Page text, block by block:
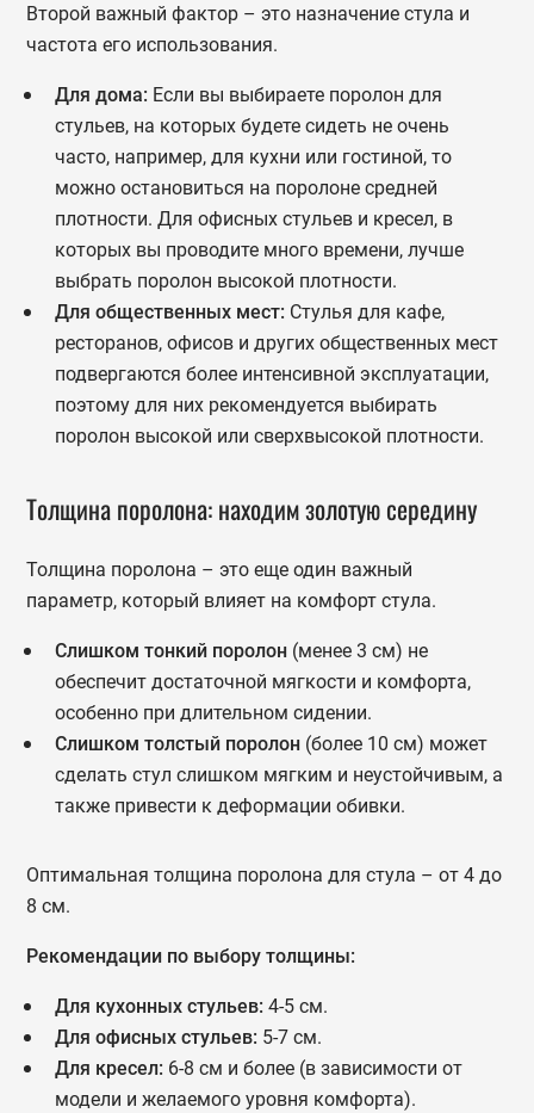
Второй важный фактор – это назначение стула и
частота его использования.
Для дома: Если вы выбираете поролон для
стульев, на которых будете сидеть не очень
часто, например, для кухни или гостиной, то
можно остановиться на поролоне средней
плотности. Для офисных стульев и кресел, в
которых вы проводите много времени, лучше
выбрать поролон высокой плотности.
Для общественных мест: Стулья для кафе,
ресторанов, офисов и других общественных мест
подвергаются более интенсивной эксплуатации,
поэтому для них рекомендуется выбирать
поролон высокой или сверхвысокой плотности.
Толщина поролона: находим золотую середину
Толщина поролона – это еще один важный
параметр, который влияет на комфорт стула.
Слишком тонкий поролон (менее 3 см) не
обеспечит достаточной мягкости и комфорта,
особенно при длительном сидении.
Слишком толстый поролон (более 10 см) может
сделать стул слишком мягким и неустойчивым, а
также привести к деформации обивки.
Оптимальная толщина поролона для стула – от 4 до
8 см.
Рекомендации по выбору толщины:
Для кухонных стульев: 4-5 см.
Для офисных стульев: 5-7 см.
Для кресел: 6-8 см и более (в зависимости от
модели и желаемого уровня комфорта).